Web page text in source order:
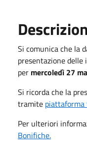
Si comunica che la
presentazione delle
per mercoledì 27
Si ricorda che la
tramite piattaforma
Per ulteriori
Bonifiche.